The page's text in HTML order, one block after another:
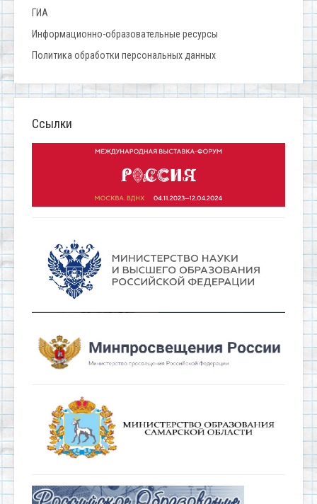
ГИА
Информационно-образовательные ресурсы
Политика обработки персональных данных
Ссылки